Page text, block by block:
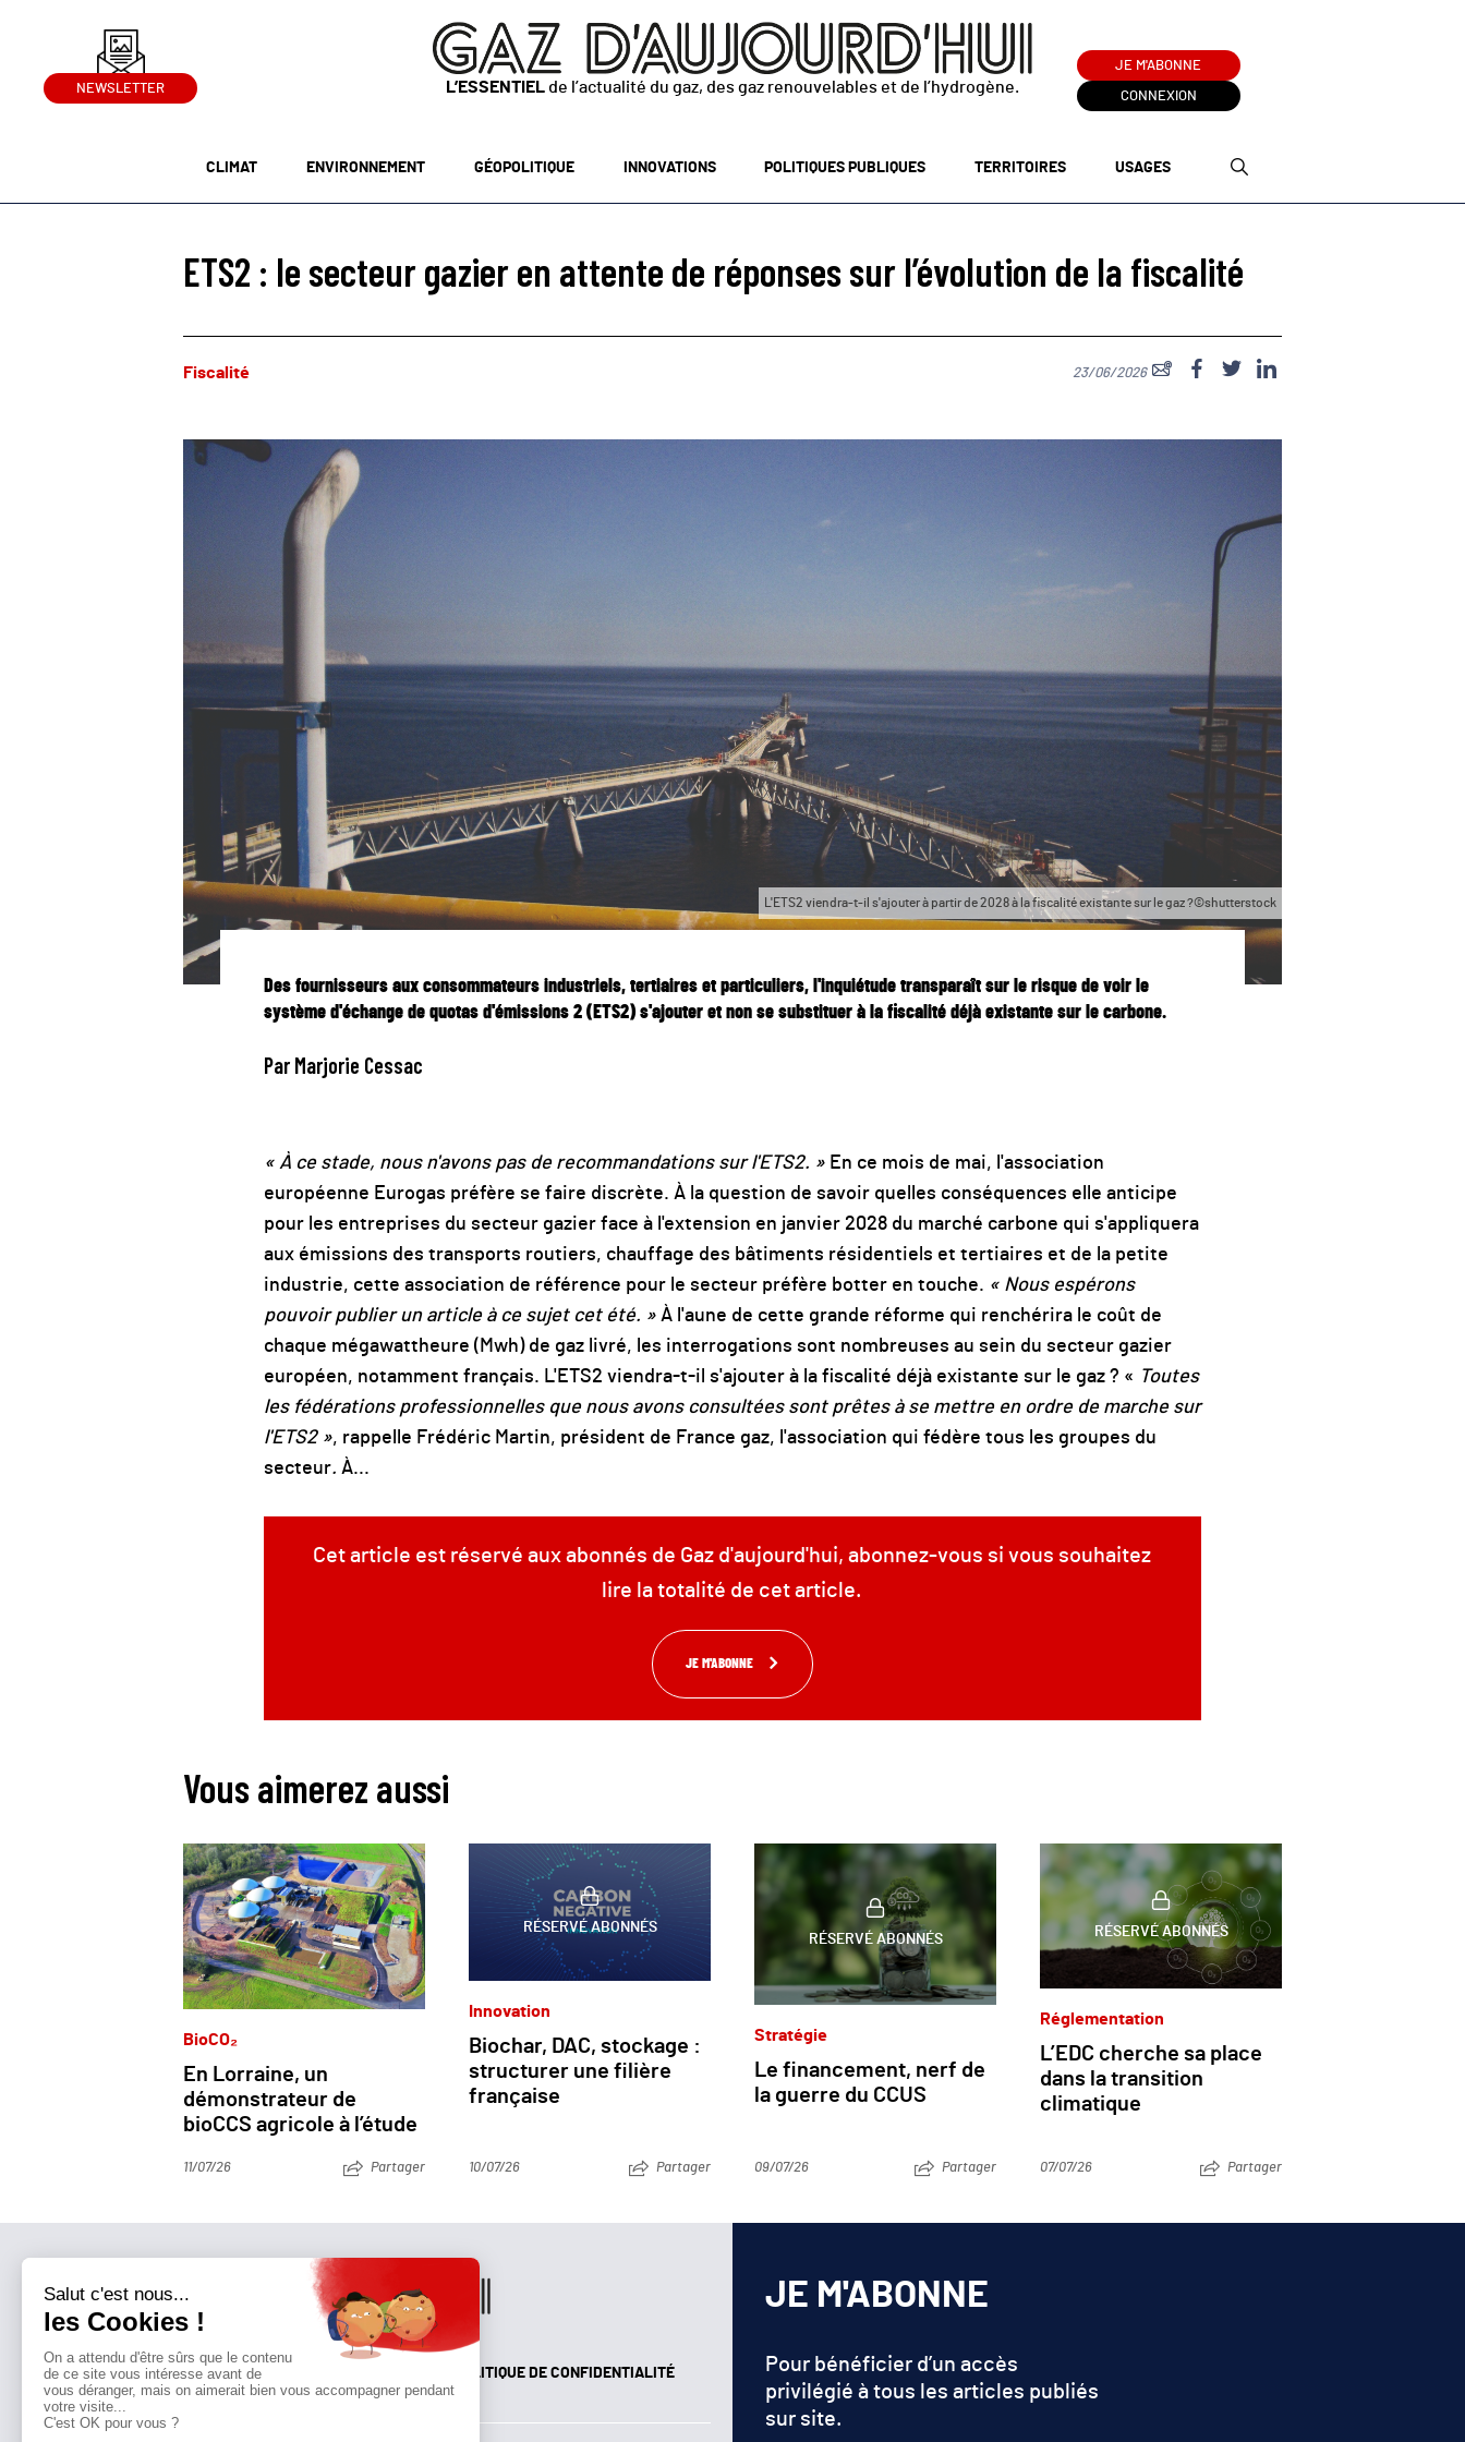
NEWSLETTER L’ESSENTIEL de l’actualité du gaz, des gaz renouvelables et de l’hydrogène.
JE M'ABONNE
CONNEXION
CLIMAT ENVIRONNEMENT GÉOPOLITIQUE INNOVATIONS POLITIQUES PUBLIQUES TERRITOIRES USAGES
ETS2 : le secteur gazier en attente de réponses sur l’évolution de la fiscalité
Fiscalité 23/06/2026
L'ETS2 viendra-t-il s'ajouter à partir de 2028 à la fiscalité existante sur le gaz ?©shutterstock
Des fournisseurs aux consommateurs industriels, tertiaires et particuliers, l'inquiétude transparaît sur le risque de voir le
système d'échange de quotas d'émissions 2 (ETS2) s'ajouter et non se substituer à la fiscalité déjà existante sur le carbone.
Par Marjorie Cessac
« À ce stade, nous n'avons pas de recommandations sur l'ETS2. »En ce mois de mai, l'association
européenne Eurogas préfère se faire discrète. À la question de savoir quelles conséquences elle anticipe
pour les entreprises du secteur gazier face à l'extension en janvier 2028 du marché carbone qui s'appliquera
aux émissions des transports routiers, chauffage des bâtiments résidentiels et tertiaires et de la petite
industrie, cette association de référence pour le secteur préfère botter en touche. « Nous espérons
pouvoir publier un article à ce sujet cet été. »À l'aune de cette grande réforme qui renchérira le coût de
chaque mégawattheure (Mwh) de gaz livré, les interrogations sont nombreuses au sein du secteur gazier
européen, notamment français. L'ETS2 viendra-t-il s'ajouter à la fiscalité déjà existante sur le gaz ? « Toutes
les fédérations professionnelles que nous avons consultées sont prêtes à se mettre en ordre de marche sur
l'ETS2 », rappelle Frédéric Martin, président de France gaz, l'association qui fédère tous les groupes du
secteur. À...
Cet article est réservé aux abonnés de Gaz d'aujourd'hui, abonnez-vous si vous souhaitez
lire la totalité de cet article.
JE M'ABONNE
Vous aimerez aussi
BioCO₂
En Lorraine, un
démonstrateur de
bioCCS agricole à l’étude
11/07/26 Partager
RÉSERVÉ ABONNÉS
Innovation
Biochar, DAC, stockage :
structurer une filière
française
10/07/26 Partager
RÉSERVÉ ABONNÉS
Stratégie
Le financement, nerf de
la guerre du CCUS
09/07/26 Partager
RÉSERVÉ ABONNÉS
Réglementation
L’EDC cherche sa place
dans la transition
climatique
07/07/26 Partager
QUI SOMMES-NOUS?MENTIONS LÉGALES POLITIQUE DE CONFIDENTIALITÉ
JE M'ABONNE
Pour bénéficier d’un accès
privilégié à tous les articles publiés
sur site.